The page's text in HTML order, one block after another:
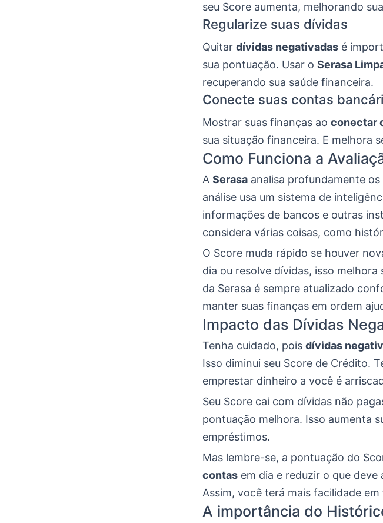
seu Score aumenta, melhorando
Regularize suas dívidas
Quitar dívidas negativadas é
sua pontuação. Usar o Serasa
recuperando sua saúde financeira.
Conecte suas contas
Mostrar suas finanças ao conectar
sua situação financeira. E melhora
Como Funciona a
A Serasa analisa profundamente
análise usa um sistema de
informações de bancos e outras
considera várias coisas, como
O Score muda rápido se houver
dia ou resolve dívidas, isso
da Serasa é sempre atualizado
manter suas finanças em ordem
Impacto das Dívidas
Tenha cuidado, pois dívidas
Isso diminui seu Score de Crédito.
emprestar dinheiro a você é
Seu Score cai com dívidas não
pontuação melhora. Isso aumenta
empréstimos.
Mas lembre-se, a pontuação do
contas em dia e reduzir o que
Assim, você terá mais facilidade
A importância do